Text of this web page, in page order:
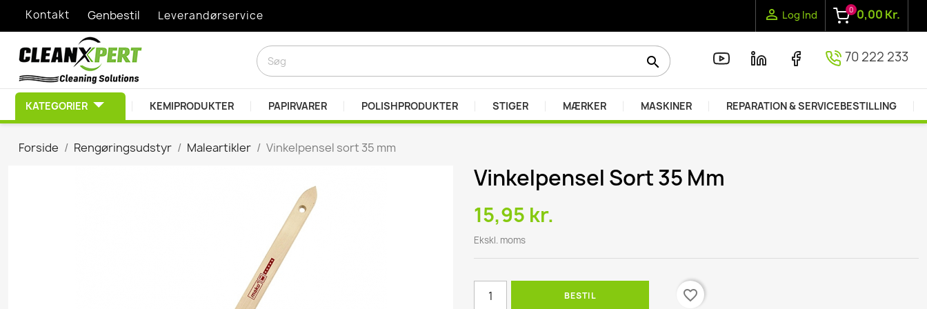
Kontakt Genbestil Leverandørservice 0 0,00 Kr.
 Log Ind
70 222 233
search
KATEGORIER
RENGØRINGSMIDLER
Desinfektionsprodukter
Diverse Kemiprodukter
Duft- & lugtbekæmpelse
EDB Rengøring
Graffitifjerner
Grovrengøring
KEMIPRODUKTER PAPIRVARER POLISHPRODUKTER STIGER MÆRKER MASKINER REPARATION & SERVICEBESTILLING
Forside Rengøringsudstyr Maleartikler Vinkelpensel sort 35 mm
Vinkelpensel Sort 35 Mm
15,95 kr.
Ekskl. moms
BESTIL favorite_border